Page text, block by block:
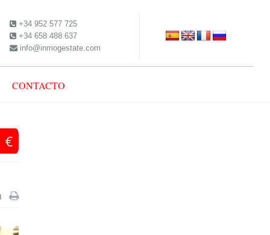
+34 952 577 725
+34 658 488 637
info@inmogestate.com
CONTACTO
€